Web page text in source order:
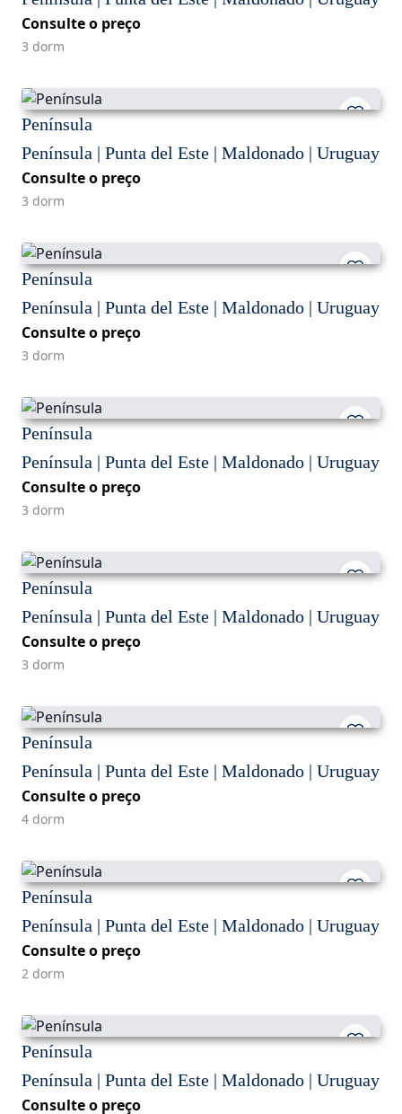
Consulte o preço
3 dorm
Península
Península | Punta del Este | Maldonado | Uruguay
Consulte o preço
3 dorm
Península
Península | Punta del Este | Maldonado | Uruguay
Consulte o preço
3 dorm
Península
Península | Punta del Este | Maldonado | Uruguay
Consulte o preço
3 dorm
Península
Península | Punta del Este | Maldonado | Uruguay
Consulte o preço
3 dorm
Península
Península | Punta del Este | Maldonado | Uruguay
Consulte o preço
4 dorm
Península
Península | Punta del Este | Maldonado | Uruguay
Consulte o preço
2 dorm
Península
Península | Punta del Este | Maldonado | Uruguay
Consulte o preço